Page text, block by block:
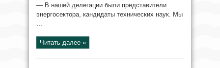
— В нашей делегации были представители
энергосектора, кандидаты технических наук. Мы
...
Читать далее »